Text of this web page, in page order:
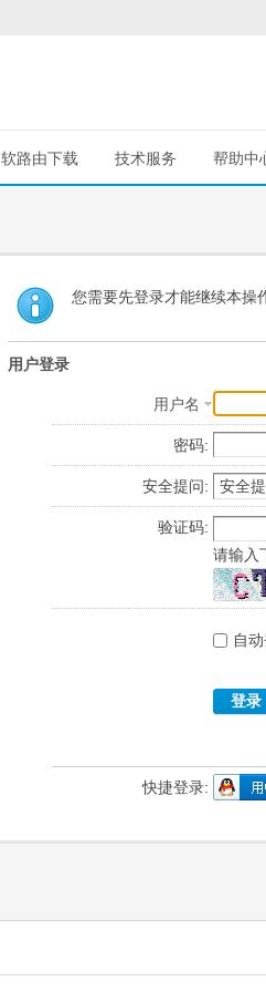
软路由下载 技术服务 帮助中
您需要先登录才能继续本操
用户登录
用户名
密码:
安全提问:
验证码:
请输入
自
登录
快捷登录: